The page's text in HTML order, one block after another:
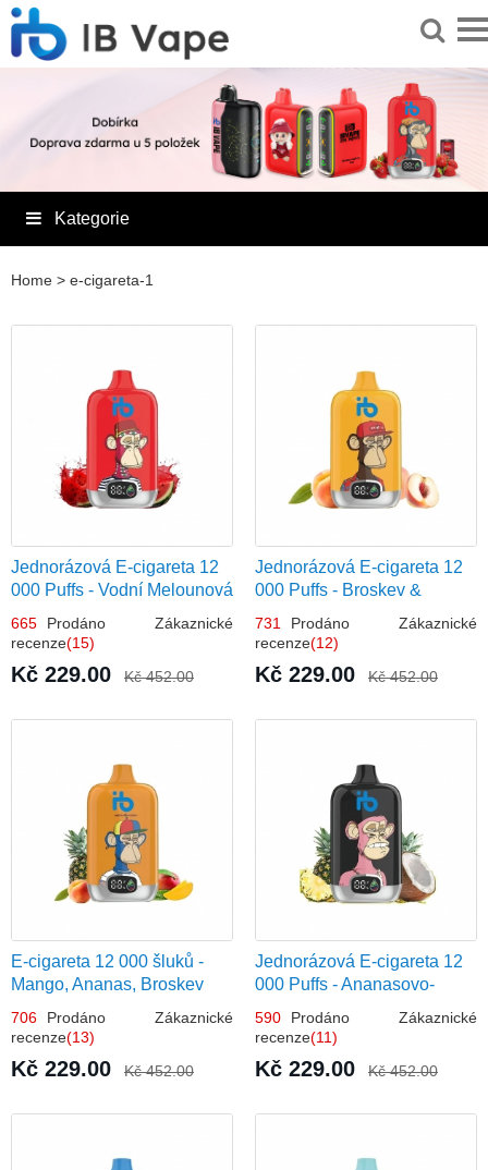
Kategorie
Home > e-cigareta-1
Jednorázová E-cigareta 12
000 Puffs - Vodní Melounová
665 Prodáno Zákaznické
recenze(15)
Kč 229.00 Kč 452.00
Jednorázová E-cigareta 12
000 Puffs - Broskev &
731
Prodáno Zákaznické
recenze(12)
Kč 229.00 Kč 452.00
E-cigareta 12 000 šluků -
Mango, Ananas, Broskev
706 Prodáno Zákaznické
recenze(13)
Kč 229.00 Kč 452.00
Jednorázová E-cigareta 12
000 Puffs - Ananasovo-
590 Prodáno Zákaznické
recenze(11)
Kč 229.00 Kč 452.00